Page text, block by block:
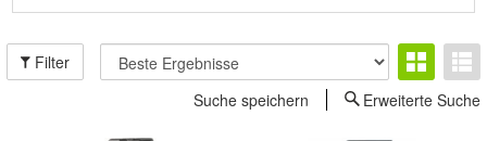
Filter
Suche speichern
Erweiterte Suche